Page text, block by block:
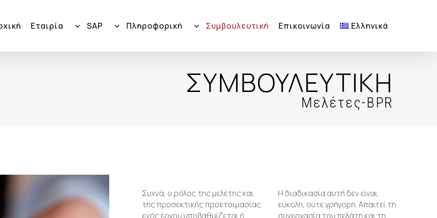
Εταιρία SAP Πληροφορική Συμβουλευτική Επικοινωνία Ελληνικά
ΣΥΜΒΟΥΛΕΥΤΙΚΗ
Μελέτες-BPR
Συχνά, ο ρόλος της μελέτης και
της προσεκτικής προετοιμασίας
ενός έργου υποβαθμίζεται ή
Η διαδικασία αυτή δεν είναι
εύκολη, ούτε γρήγορη. Απαιτεί τη
συνεργασία του πελάτη και τη